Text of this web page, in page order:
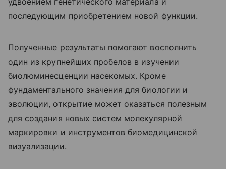
последующим приобретением новой функции.
Полученные результаты помогают восполнить
один из крупнейших пробелов в изучении
биолюминесценции насекомых. Кроме
фундаментального значения для биологии и
эволюции, открытие может оказаться полезным
для создания новых систем молекулярной
маркировки и инструментов биомедицинской
визуализации.